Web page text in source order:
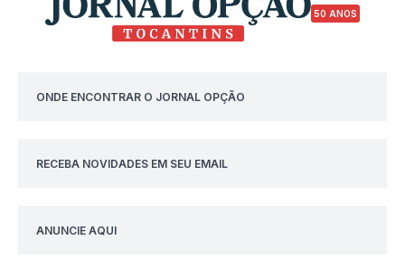
50 ANOS
ONDE ENCONTRAR O JORNAL OPÇÃO
RECEBA NOVIDADES EM SEU EMAIL
ANUNCIE AQUI